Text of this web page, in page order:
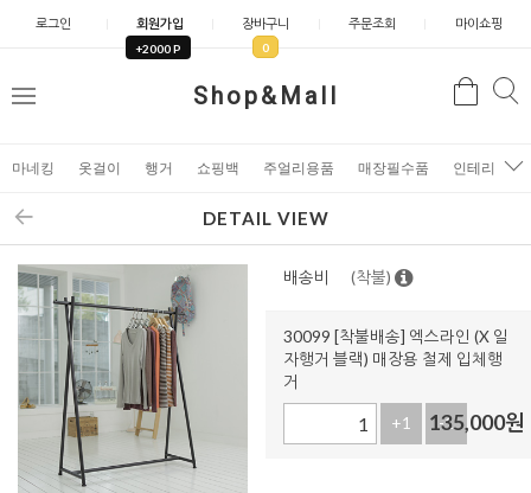
로그인 회원가입
+2000 P
장바구니
0
주문조회 마이쇼핑
Shop&Mall
메
검
마네킹 옷걸이 행거 쇼핑백 주얼리용품 매장필수품 인테리어소
DETAIL VIEW
배송비 (착불)
30099 [착불배송] 엑스라인 (X 일
자행거 블랙) 매장용 철제 입체행
거
+1 -1
135,000원